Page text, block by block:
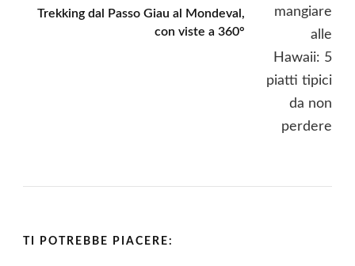
Trekking dal Passo Giau al Mondeval,
con viste a 360°
TI POTREBBE PIACERE: